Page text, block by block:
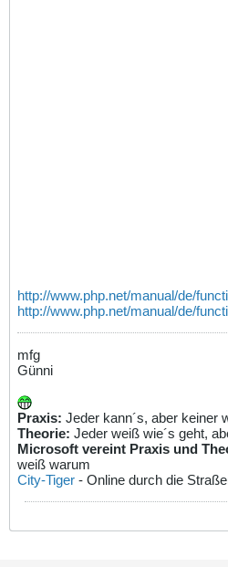
http://www.php.net/manual/de/
http://www.php.net/manual/de/
mfg
Günni
Praxis: Jeder kann´s, aber keiner
Theorie: Jeder weiß wie´s geht,
Microsoft vereint Praxis und
weiß warum
City-Tiger - Online durch die